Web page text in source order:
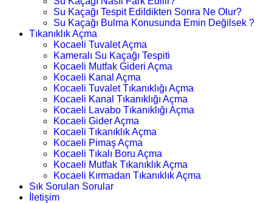
Su Kaçağı Tespit Edildikten Sonra Ne Olur?
Su Kaçağı Bulma Konusunda Emin Değilsek ?
Tıkanıklık Açma
Kocaeli Tuvalet Açma
Kameralı Su Kaçağı Tespiti
Kocaeli Mutfak Gideri Açma
Kocaeli Kanal Açma
Kocaeli Tuvalet Tıkanıklığı Açma
Kocaeli Kanal Tıkanıklığı Açma
Kocaeli Lavabo Tıkanıklığı Açma
Kocaeli Gider Açma
Kocaeli Tıkanıklık Açma
Kocaeli Pimaş Açma
Kocaeli Tıkalı Boru Açma
Kocaeli Mutfak Tıkanıklık Açma
Kocaeli Kırmadan Tıkanıklık Açma
Sık Sorulan Sorular
İletişim